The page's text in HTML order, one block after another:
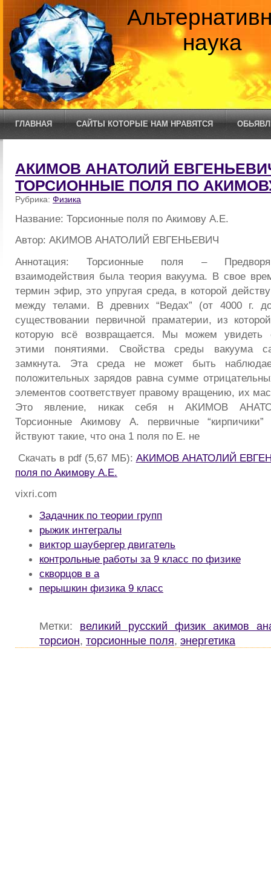
наука
ГЛАВНАЯ САЙТЫ КОТОРЫЕ НАМ НРАВЯТСЯ
АКИМОВ АНАТОЛИЙ
ТОРСИОННЫЕ ПОЛЯ ПО
Рубрика: Физика
Название: Торсионные поля по Акимову А.Е.
Автор: АКИМОВ АНАТОЛИЙ ЕВГЕНЬЕВИЧ
Аннотация: Торсионные поля –
взаимодействия была теория вакуума. В свое
термин эфир, это упругая среда, в которой
между телами. В древних “Ведах” (от 4000 г.
существовании первичной праматерии, из
которую всё возвращается. Мы можем увидеть
этими понятиями. Свойства среды вакуума
замкнута. Эта среда не может быть
положительных зарядов равна сумме
элементов соответствует правому вращению, их
Это явление, никак себя н АКИМОВ
Торсионные Акимову А. первичные
йствуют такие, что она 1 поля по Е. не
Скачать в pdf (5,67 МБ): АКИМОВ АНАТОЛИЙ
поля по Акимову А.Е.
vixri.com
Задачник по теории групп
рыжик интегралы
виктор шаубергер двигатель
контрольные работы за 9 класс по физике
скворцов в а
перышкин физика 9 класс
Метки: великий русский физик акимов
торсион, торсионные поля, энергетика